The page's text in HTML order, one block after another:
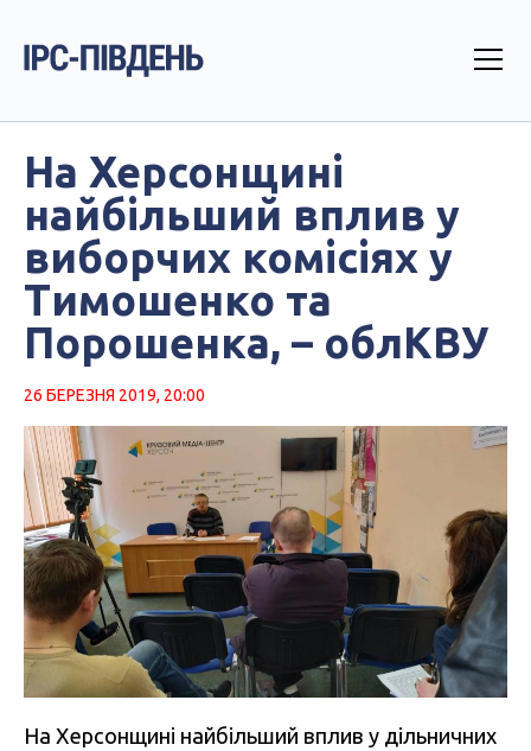
На Херсонщині
найбільший вплив у
виборчих комісіях у
Тимошенко та
Порошенка, – облКВУ
26 БЕРЕЗНЯ 2019, 20:00
На Херсонщині найбільший вплив у дільничних